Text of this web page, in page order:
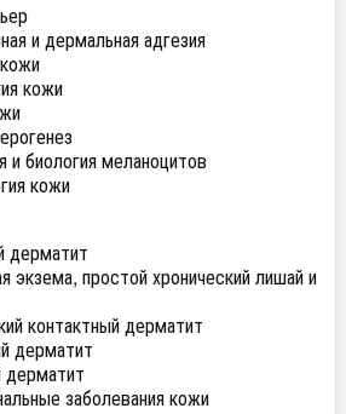
и дермальная адгезия
кожи
и биология меланоцитов
кожи
дерматит
экзема, простой хронический лишай и
контактный дерматит
дерматит
дерматит
заболевания кожи